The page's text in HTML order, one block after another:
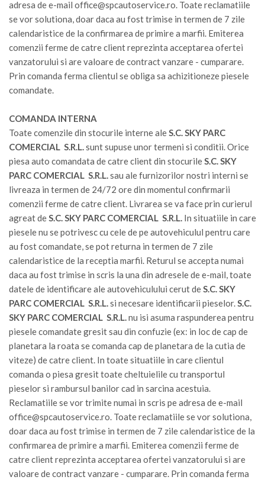
adresa de e-mail office@spcautoservice.ro. Toate reclamatiile
se vor solutiona, doar daca au fost trimise in termen de 7 zile
calendaristice de la confirmarea de primire a marfii. Emiterea
comenzii ferme de catre client reprezinta acceptarea ofertei
vanzatorului si are valoare de contract vanzare - cumparare.
Prin comanda ferma clientul se obliga sa achizitioneze piesele
comandate.
COMANDA INTERNA
Toate comenzile din stocurile interne aleS.C. SKY PARC
COMERCIAL S.R.L.sunt supuse unor termeni si conditii. Orice
piesa auto comandata de catre client din stocurileS.C. SKY
PARC COMERCIAL S.R.L.sau ale furnizorilor nostri interni se
livreaza in termen de 24/72 ore din momentul confirmarii
comenzii ferme de catre client. Livrarea se va face prin curierul
agreat deS.C. SKY PARC COMERCIAL S.R.L. In situatiile in care
piesele nu se potrivesc cu cele de pe autovehiculul pentru care
au fost comandate, se pot returna in termen de 7 zile
calendaristice de la receptia marfii. Returul se accepta numai
daca au fost trimise in scris la una din adresele de e-mail, toate
datele de identificare ale autovehiculului cerut deS.C. SKY
PARC COMERCIAL S.R.L.si necesare identificarii pieselor.S.C.
SKY PARC COMERCIAL S.R.L.nu isi asuma raspunderea pentru
piesele comandate gresit sau din confuzie (ex: in loc de cap de
planetara la roata se comanda cap de planetara de la cutia de
viteze) de catre client. In toate situatiile in care clientul
comanda o piesa gresit toate cheltuielile cu transportul
pieselor si rambursul banilor cad in sarcina acestuia.
Reclamatiile se vor trimite numai in scris pe adresa de e-mail
office@spcautoservice.ro. Toate reclamatiile se vor solutiona,
doar daca au fost trimise in termen de 7 zile calendaristice de la
confirmarea de primire a marfii. Emiterea comenzii ferme de
catre client reprezinta acceptarea ofertei vanzatorului si are
valoare de contract vanzare - cumparare. Prin comanda ferma